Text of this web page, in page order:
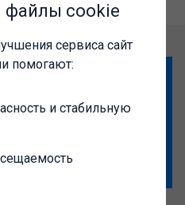
файлы cookie
сервиса сайт
помогают:
и стабильную